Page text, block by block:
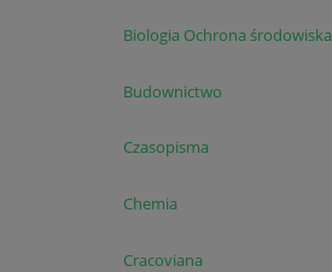
Biologia Ochrona środowiska
Budownictwo
Czasopisma
Chemia
Cracoviana